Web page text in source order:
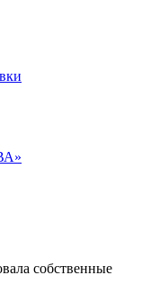
собственные